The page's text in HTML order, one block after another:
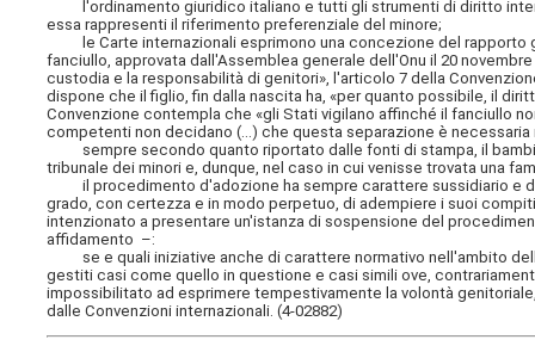
l'ordinamento giuridico italiano e tutti gli strumenti di diritto
essa rappresenti il riferimento preferenziale del minore;
le Carte internazionali esprimono una concezione del rapporto
fanciullo, approvata dall'Assemblea generale dell'Onu il 20
custodia e la responsabilità di genitori», l'articolo 7 della
dispone che il figlio, fin dalla nascita ha, «per quanto possibile, il
Convenzione contempla che «gli Stati vigilano affinché il fanciullo
competenti non decidano (...) che questa separazione è
sempre secondo quanto riportato dalle fonti di stampa, il
tribunale dei minori e, dunque, nel caso in cui venisse trovata una
il procedimento d'adozione ha sempre carattere sussidiario e
grado, con certezza e in modo perpetuo, di adempiere i suoi
intenzionato a presentare un'istanza di sospensione del
affidamento –:
se e quali iniziative anche di carattere normativo nell'ambito
gestiti casi come quello in questione e casi simili ove,
impossibilitato ad esprimere tempestivamente la volontà
dalle Convenzioni internazionali. (4-02882)